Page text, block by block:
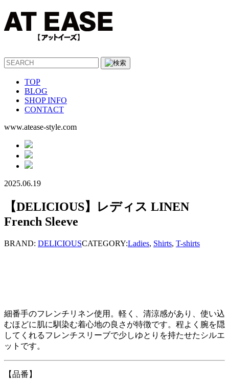
TOP
BLOG
SHOP INFO
CONTACT
www.atease-style.com
2025.06.19
【DELICIOUS】レディス LINEN
French Sleeve
BRAND: DELICIOUSCATEGORY:Ladies, Shirts, T-shirts
細番手のフレンチリネン使用。軽く、清涼感があり、使い込
むほどに肌に馴染む着心地の良さが特徴です。程よく腕を隠
してくれるフレンチスリーブで少しゆとりを持たせたシルエ
ットです。
【品番】